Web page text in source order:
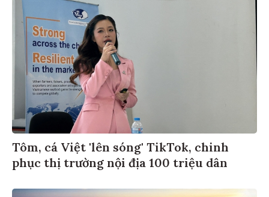
Tôm, cá Việt 'lên sóng' TikTok, chinh
phục thị trường nội địa 100 triệu dân